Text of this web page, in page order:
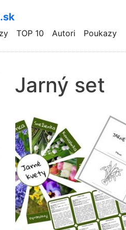
TOP 10 Autori Poukazy
Jarný set